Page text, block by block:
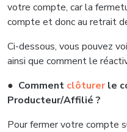
votre compte, car la
compte et donc au retrait
Ci-dessous, vous pouvez
ainsi que comment le
● Comment clôturerle
Producteur/Affilié ?
Pour fermer votre compte